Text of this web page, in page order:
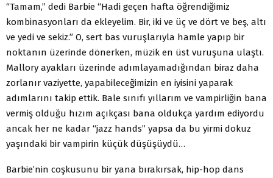
“Tamam,” dedi Barbie “Hadi geçen hafta öğrendiğimiz
kombinasyonları da ekleyelim. Bir, iki ve üç ve dört ve beş, altı
ve yedi ve sekiz.” O, sert bas vuruşlarıyla hamle yapıp bir
noktanın üzerinde dönerken, müzik en üst vuruşuna ulaştı.
Mallory ayakları üzerinde adımlayamadığından biraz daha
zorlanır vaziyette, yapabileceğimizin en iyisini yaparak
adımlarını takip ettik. Bale sınıfı yıllarım ve vampirliğin bana
vermiş olduğu hızım açıkçası bana oldukça yardım ediyordu
ancak her ne kadar “jazz hands” yapsa da bu yirmi dokuz
yaşındaki bir vampirin küçük düşüşüydü…
Barbie’nin coşkusunu bir yana bırakırsak, hip-hop dans